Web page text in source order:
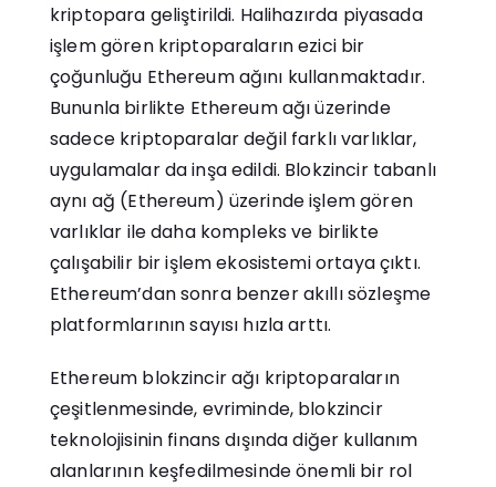
kriptopara geliştirildi. Halihazırda piyasada
işlem gören kriptoparaların ezici bir
çoğunluğu Ethereum ağını kullanmaktadır.
Bununla birlikte Ethereum ağı üzerinde
sadece kriptoparalar değil farklı varlıklar,
uygulamalar da inşa edildi. Blokzincir tabanlı
aynı ağ (Ethereum) üzerinde işlem gören
varlıklar ile daha kompleks ve birlikte
çalışabilir bir işlem ekosistemi ortaya çıktı.
Ethereum’dan sonra benzer akıllı sözleşme
platformlarının sayısı hızla arttı.
Ethereum blokzincir ağı kriptoparaların
çeşitlenmesinde, evriminde, blokzincir
teknolojisinin finans dışında diğer kullanım
alanlarının keşfedilmesinde önemli bir rol